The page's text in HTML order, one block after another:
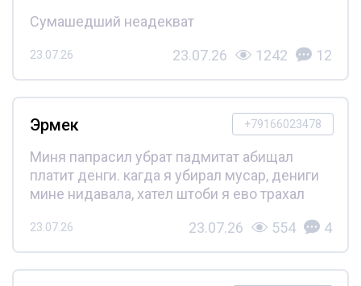
Сумашедший неадекват
23.07.26 23.07.26 1242 12
+79166023478
Эрмек
Миня папрасил убрат падмитат абищал
платит денги. кагда я убирал мусар, дениги
мине нидавала, хател штоби я ево трахал
23.07.26 23.07.26 554 4